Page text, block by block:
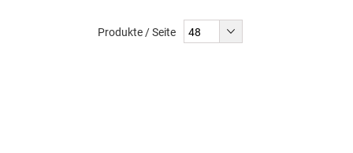
Produkte / Seite